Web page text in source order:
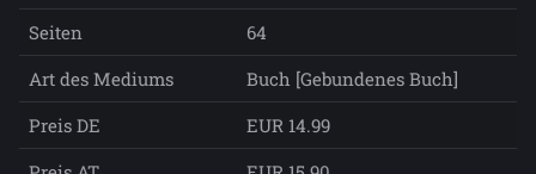
Seiten
64
Art des Mediums
Buch [Gebundenes Buch]
Preis DE
EUR 14.99